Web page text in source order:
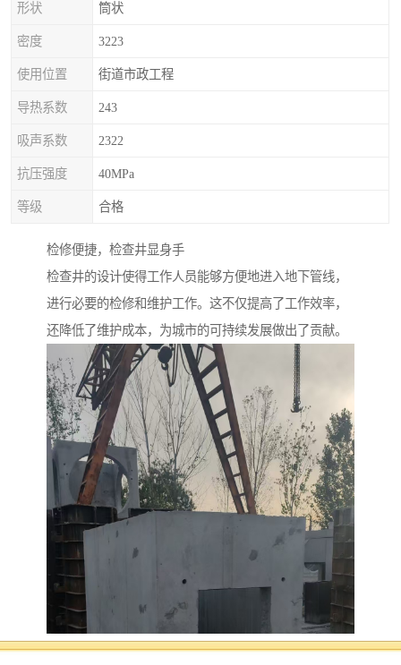
形状 筒状
密度 3223
使用位置 街道市政工程
导热系数 243
吸声系数 2322
抗压强度 40MPa
等级 合格
检修便捷，检查井显身手
检查井的设计使得工作人员能够方便地进入地下管线，
进行必要的检修和维护工作。这不仅提高了工作效率，
还降低了维护成本，为城市的可持续发展做出了贡献。